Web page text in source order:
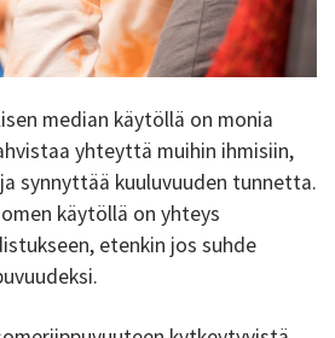
median käytöllä on monia
yhteyttä muihin ihmisiin,
synnyttää kuuluvuuden tunnetta.
käytöllä on yhteys
etenkin jos suhde